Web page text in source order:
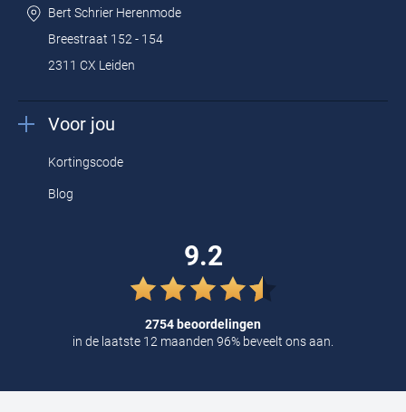
Design en extra’s
NZA New Zealand polo shirts
stofkwaliteiten en stoere details. Het kleurenspectrum bestaat uit
Bent u op de casual toer? Dan kiest u een navy blauwe polo met
een jeans en sneakers. Voor een barbecuefeest pakt u uit met een
camel kleurige NZA polo gecombineerd met een brons bruine
Bert Schrier Herenmode
Breestraat 152 - 154
2311 CX Leiden
Voor jou
Kortingscode
Blog
9.2
2754 beoordelingen
in de laatste 12 maanden 96% beveelt ons aan.